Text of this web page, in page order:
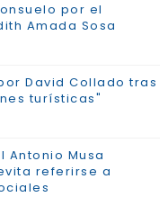
por el
Amada Sosa
David Collado tras
turísticas"
Antonio Musa
referirse a